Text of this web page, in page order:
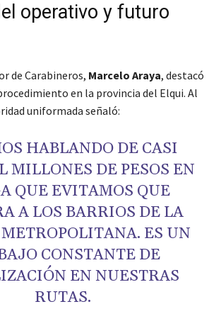
operativo y futuro
de Carabineros, Marcelo Araya, destacó
en la provincia del Elqui. Al
uniformada señaló:
HABLANDO DE CASI
MILLONES DE PESOS EN
QUE EVITAMOS QUE
A LOS BARRIOS DE LA
ES UN
CONSTANTE DE
EN NUESTRAS
RUTAS.